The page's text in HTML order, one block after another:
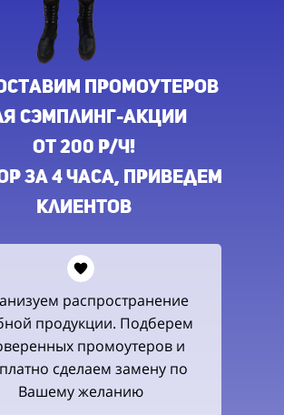
промоутеров
сэмплинг-акции
ОТ 200 Р/Ч!
ЗА 4 ЧАСА, приведем
клиентов
распространение
продукции. Подберем
промоутеров и
сделаем замену по
Вашему желанию